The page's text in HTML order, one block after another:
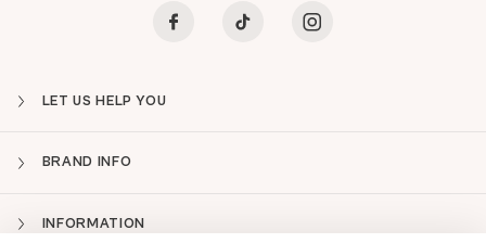
LET US HELP YOU
BRAND INFO
INFORMATION